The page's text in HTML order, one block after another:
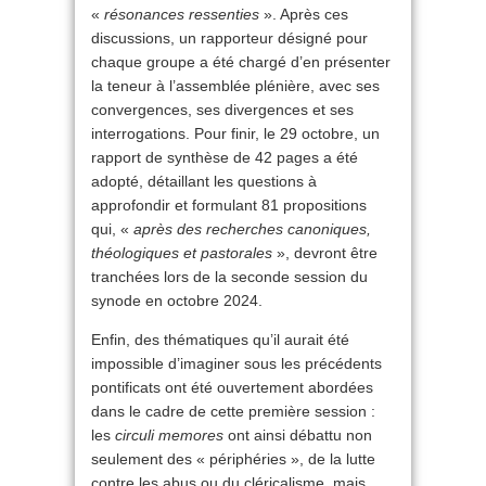
« résonances ressenties ». Après ces
discussions, un rapporteur désigné pour
chaque groupe a été chargé d’en présenter
la teneur à l’assemblée plénière, avec ses
convergences, ses divergences et ses
interrogations. Pour finir, le 29 octobre, un
rapport de synthèse de 42 pages a été
adopté, détaillant les questions à
approfondir et formulant 81 propositions
qui, « après des recherches canoniques,
théologiques et pastorales », devront être
tranchées lors de la seconde session du
synode en octobre 2024.
Enfin, des thématiques qu’il aurait été
impossible d’imaginer sous les précédents
pontificats ont été ouvertement abordées
dans le cadre de cette première session :
les circuli memores ont ainsi débattu non
seulement des « périphéries », de la lutte